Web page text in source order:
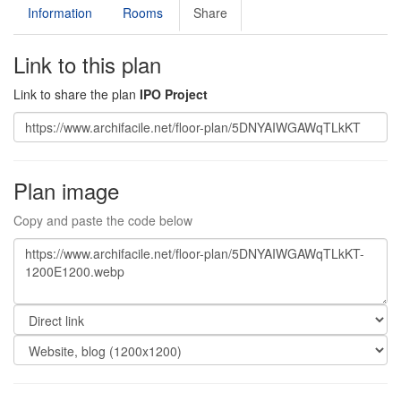
Information Rooms Share
Link to this plan
Link to share the plan IPO Project
Plan image
Copy and paste the code below